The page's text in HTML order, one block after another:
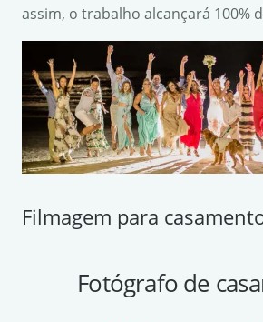
assim, o trabalho alcançará 100%
Filmagem para
Fotógrafo de